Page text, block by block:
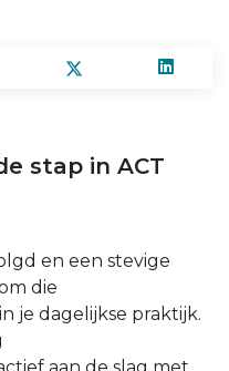
stap in ACT
en een stevige
die
je dagelijkse praktijk.